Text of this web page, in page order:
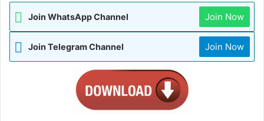
Join WhatsApp Channel Join Now
Join Telegram Channel Join Now